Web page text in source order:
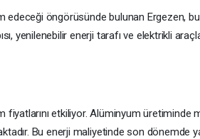
öngörüsünde bulunan Ergezen,
yenilenebilir enerji tarafı ve elektrikli
etkiliyor. Alüminyum üretiminde
Bu enerji maliyetinde son dönemde